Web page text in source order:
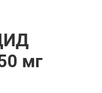
мг